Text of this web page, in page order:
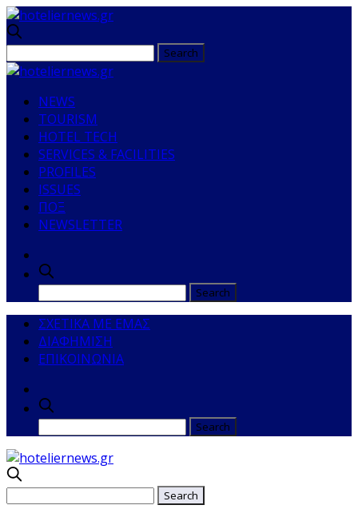
NEWS
TOURISM
HOTEL TECH
SERVICES & FACILITIES
PROFILES
ISSUES
ΠΟΞ
NEWSLETTER
ΣΧΕΤΙΚΑ ΜΕ ΕΜΑΣ
ΔΙΑΦΗΜΙΣΗ
ΕΠΙΚΟΙΝΩΝΙΑ